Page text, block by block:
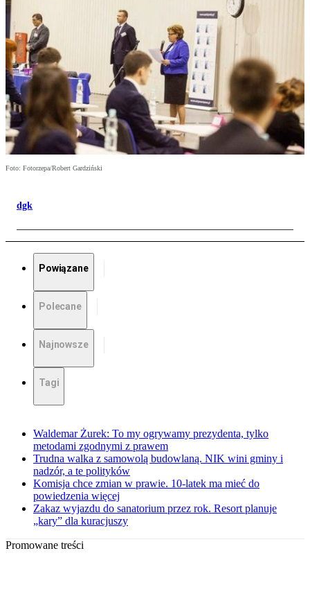
Foto: Fotorzepa/Robert Gardziński
dgk
Powiązane
Polecane
Najnowsze
Tagi
Waldemar Żurek: To my ogrywamy prezydenta, tylko
metodami zgodnymi z prawem
Trudna walka z samowolą budowlaną. NIK wini gminy i
nadzór, a te polityków
Komisja chce zmian w prawie. 10-latek ma mieć do
powiedzenia więcej
Zakaz wyjazdu do sanatorium przez rok. Resort planuje
„kary” dla kuracjuszy
Promowane treści